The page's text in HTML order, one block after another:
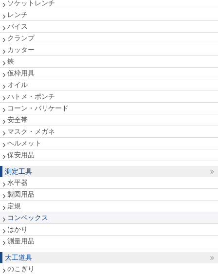
ソケットレンチ
レンチ
バイス
クランプ
カッター
鋏
仮枠用具
オイル
ハトメ・ポンチ
コーン・バリケード
安全帯
マスク・メガネ
ヘルメット
保安用品
測定工具
水平器
製図用品
定規
コンベックス
はかり
測量用品
大工道具
のこぎり